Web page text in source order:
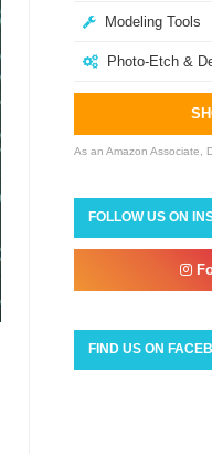
Modeling Tools
Photo-Etch &
As an Amazon Associate,
FOLLOW US ON
FIND US ON